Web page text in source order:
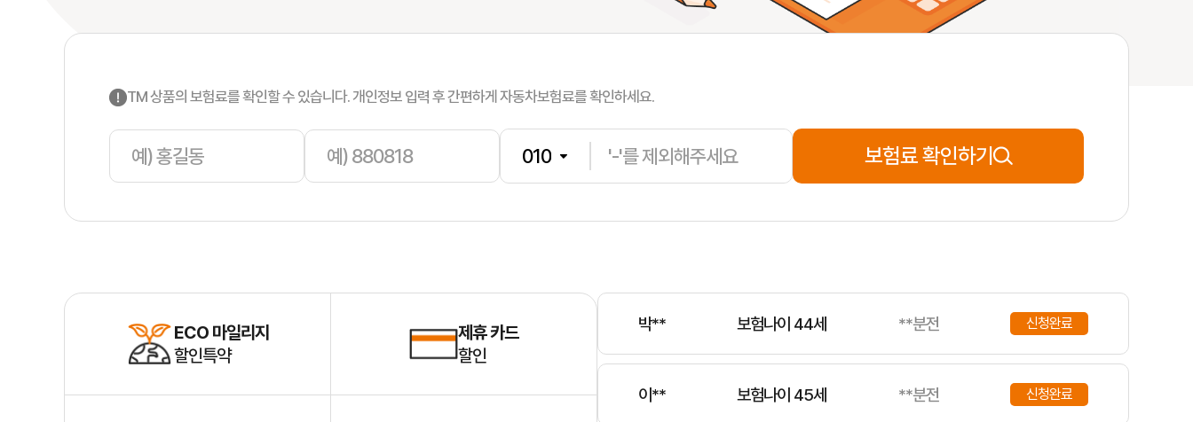
TM 상품의 보험료를 확인할 수 있습니다. 개인정보 입력 후 간편하게 자동차보험료를 확인하세요.
보험료 확인하기
ECO 마일리지
할인특약
제휴 카드
할인
남** 보험나이 53세 **분전
김** 보험나이 50세 **분전 신청완료
박** 보험나이 44세 **분전 신청완료
이** 보험나이 45세 **분전 신청완료